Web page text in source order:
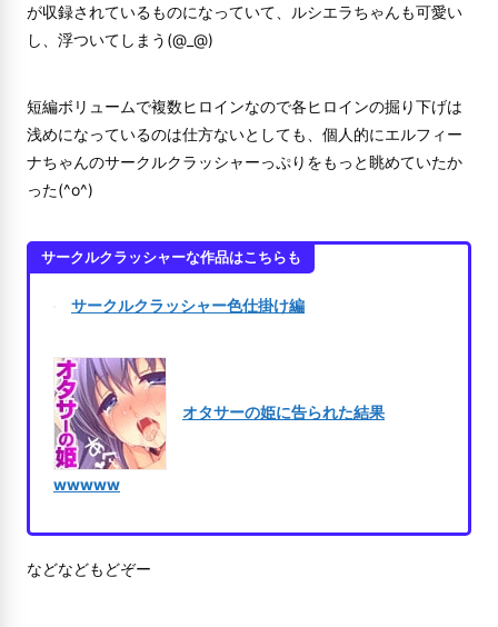
が収録されているものになっていて、ルシエラちゃんも可愛い
し、浮ついてしまう(@_@)
短編ボリュームで複数ヒロインなので各ヒロインの掘り下げは
浅めになっているのは仕方ないとしても、個人的にエルフィー
ナちゃんのサークルクラッシャーっぷりをもっと眺めていたか
った(^o^)
サークルクラッシャーな作品はこちらも
サークルクラッシャー色仕掛け編
オタサーの姫に告られた結果
wwwww
などなどもどぞー